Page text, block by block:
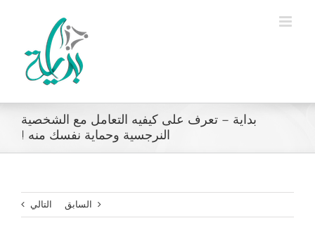
بداية – تعرف على كيفيه التعامل مع الشخصية
النرجسية وحماية نفسك منه !
السابق التالي